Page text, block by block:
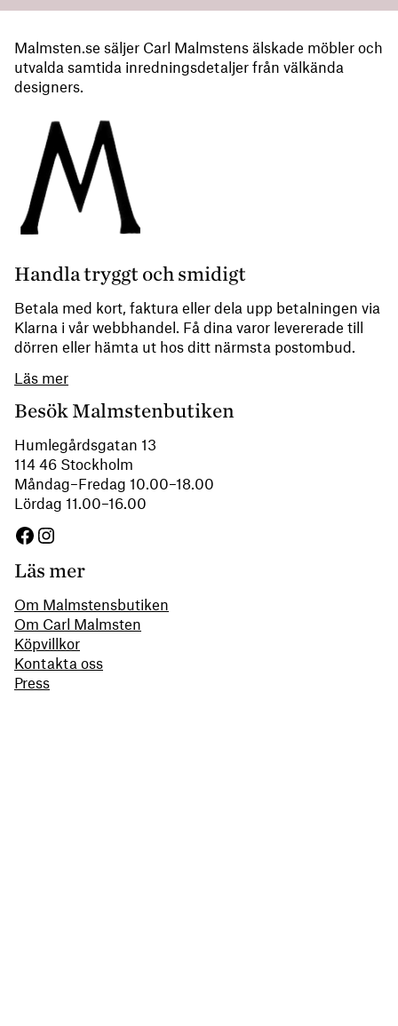
Malmsten.se säljer Carl Malmstens älskade möbler och
utvalda samtida inredningsdetaljer från välkända
designers.
Handla tryggt och smidigt
Betala med kort, faktura eller dela upp betalningen via
Klarna i vår webbhandel. Få dina varor levererade till
dörren eller hämta ut hos ditt närmsta postombud.
Läs mer
Besök Malmstenbutiken
Humlegårdsgatan 13
114 46 Stockholm
Måndag–Fredag 10.00–18.00
Lördag 11.00–16.00
Facebook
Instagram
Läs mer
Om Malmstensbutiken
Om Carl Malmsten
Köpvillkor
Kontakta oss
Press